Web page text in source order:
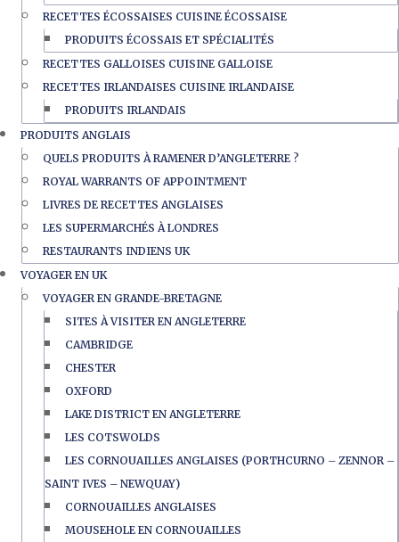
RECETTES ÉCOSSAISES CUISINE ÉCOSSAISE
PRODUITS ÉCOSSAIS ET SPÉCIALITÉS
RECETTES GALLOISES CUISINE GALLOISE
RECETTES IRLANDAISES CUISINE IRLANDAISE
PRODUITS IRLANDAIS
PRODUITS ANGLAIS
QUELS PRODUITS À RAMENER D’ANGLETERRE ?
ROYAL WARRANTS OF APPOINTMENT
LIVRES DE RECETTES ANGLAISES
LES SUPERMARCHÉS À LONDRES
RESTAURANTS INDIENS UK
VOYAGER EN UK
VOYAGER EN GRANDE-BRETAGNE
SITES À VISITER EN ANGLETERRE
CAMBRIDGE
CHESTER
OXFORD
LAKE DISTRICT EN ANGLETERRE
LES COTSWOLDS
LES CORNOUAILLES ANGLAISES (PORTHCURNO – ZENNOR –
SAINT IVES – NEWQUAY)
CORNOUAILLES ANGLAISES
MOUSEHOLE EN CORNOUAILLES